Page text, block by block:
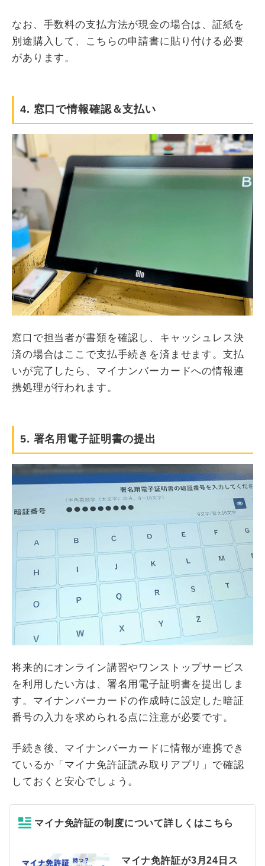
なお、手数料の支払方法が現金の場合は、証紙を
別途購入して、こちらの申請書に貼り付ける必要
があります。
4. 窓口で情報確認＆支払い
窓口で担当者が書類を確認し、キャッシュレス決
済の場合はここで支払手続きを済ませます。支払
いが完了したら、マイナンバーカードへの情報連
携処理が行われます。
5. 署名用電子証明書の提出
将来的にオンライン講習やワンストップサービス
を利用したい方は、署名用電子証明書を提出しま
す。マイナンバーカードの作成時に設定した暗証
番号の入力を求められる点に注意が必要です。
手続き後、マイナンバーカードに情報が連携でき
ているか「マイナ免許証読み取りアプリ」で確認
しておくと安心でしょう。
マイナ免許証の制度について詳しくはこちら
マイナ免許証が3月24日ス